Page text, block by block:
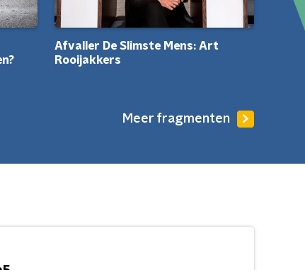
Afvaller De Slimste Mens: Art
Rooijakkers
Meer fragmenten